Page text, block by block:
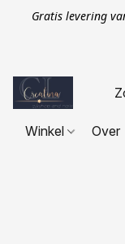
Gratis levering
Winkel Over